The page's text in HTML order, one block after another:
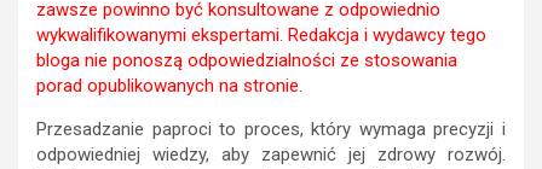
zawsze powinno być konsultowane z odpowiednio
wykwalifikowanymi ekspertami. Redakcja i wydawcy tego
bloga nie ponoszą odpowiedzialności ze stosowania
porad opublikowanych na stronie.
Przesadzanie paproci to proces, który wymaga precyzji i
odpowiedniej wiedzy, aby zapewnić jej zdrowy rozwój.